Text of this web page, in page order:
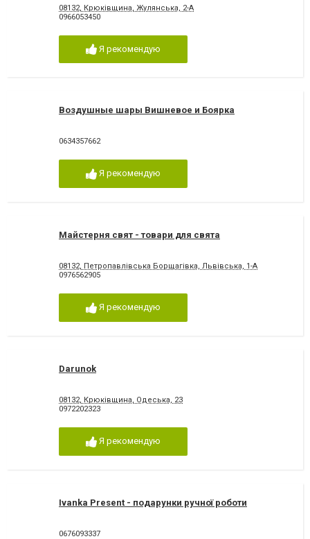
08132, Крюківщина, Жулянська, 2-А
0966053450
Я рекомендую
Воздушные шары Вишневое и Боярка
0634357662
Я рекомендую
Майстерня свят - товари для свята
08132, Петропавлівська Борщагівка, Львівська, 1-А
0976562905
Я рекомендую
Darunok
08132, Крюківщина, Одеська, 23
0972202323
Я рекомендую
Ivanka Present - подарунки ручної роботи
0676093337